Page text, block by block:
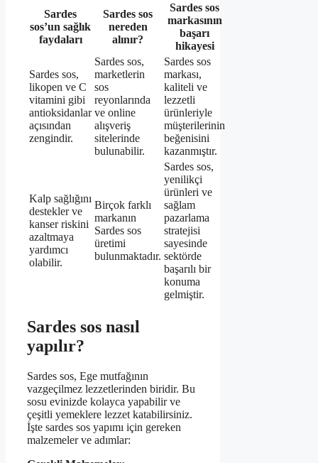
Sardes
sos’un sağlık
faydaları
Sardes sos
nereden
alınır?
Sardes sos
markasının
başarı
hikayesi
Sardes sos,
likopen ve C
vitamini gibi
antioksidanlar
açısından
zengindir.
Sardes sos,
marketlerin
sos
reyonlarında
ve online
alışveriş
sitelerinde
bulunabilir.
Sardes sos
markası,
kaliteli ve
lezzetli
ürünleriyle
müşterilerinin
beğenisini
kazanmıştır.
Kalp sağlığını
destekler ve
kanser riskini
azaltmaya
yardımcı
olabilir.
Birçok farklı
markanın
Sardes sos
üretimi
bulunmaktadır.
Sardes sos,
yenilikçi
ürünleri ve
sağlam
pazarlama
stratejisi
sayesinde
sektörde
başarılı bir
konuma
gelmiştir.
Sardes sos nasıl
yapılır?
Sardes sos, Ege mutfağının
vazgeçilmez lezzetlerinden biridir. Bu
sosu evinizde kolayca yapabilir ve
çeşitli yemeklere lezzet katabilirsiniz.
İşte sardes sos yapımı için gereken
malzemeler ve adımlar: